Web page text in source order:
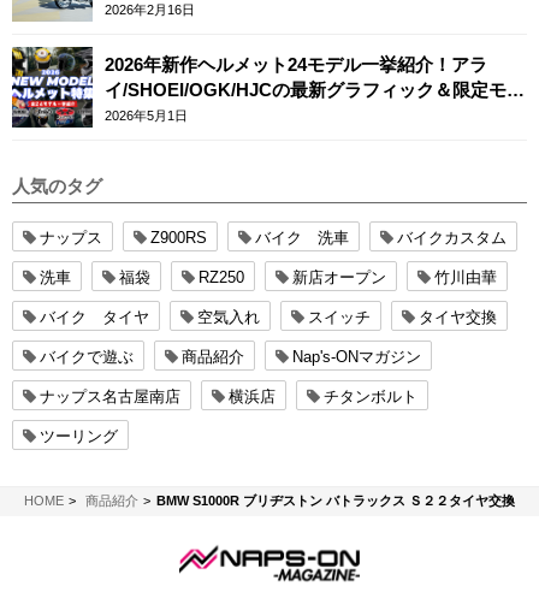
2026年2月16日
2026年新作ヘルメット24モデル一挙紹介！アラ
イ/SHOEI/OGK/HJCの最新グラフィック＆限定モデ
ルまとめ
2026年5月1日
人気のタグ
ナップス Z900RS バイク 洗車 バイクカスタム
洗車 福袋 RZ250 新店オープン 竹川由華
バイク タイヤ 空気入れ スイッチ タイヤ交換
バイクで遊ぶ 商品紹介 Nap's-ONマガジン
ナップス名古屋南店 横浜店 チタンボルト
ツーリング
HOMENAPS-ON マガジン
商品紹介 BMW S1000R ブリヂストン バトラックス Ｓ２２タイヤ交換